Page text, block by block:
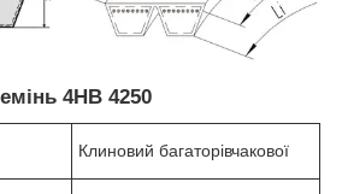
4НВ 4250
Клиновий багаторівчакової